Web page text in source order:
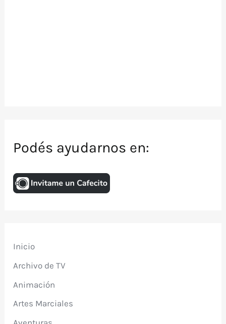
Podés ayudarnos en:
Inicio
Archivo de TV
Animación
Artes Marciales